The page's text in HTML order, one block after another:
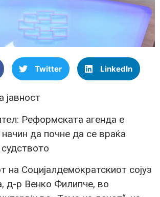
Twitter LinkedIn
јавност
Реформската агенда е
да почне да се враќа
на Социјалдемократскиот сојуз
д-р Венко Филипче, во